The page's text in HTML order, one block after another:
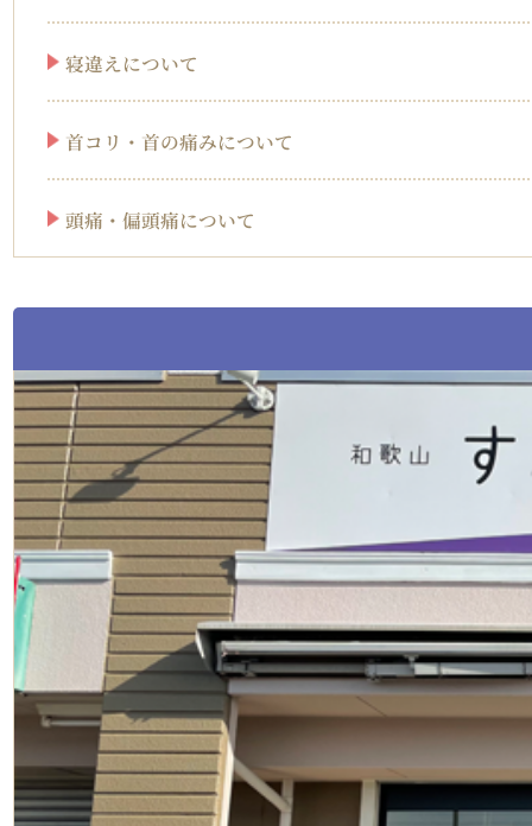
寝違えについて
首コリ・首の痛みについて
頭痛・偏頭痛について